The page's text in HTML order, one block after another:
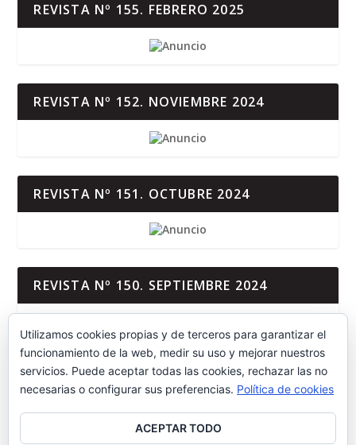
REVISTA Nº 155. FEBRERO 2025
REVISTA Nº 152. NOVIEMBRE 2024
REVISTA Nº 151. OCTUBRE 2024
REVISTA Nº 150. SEPTIEMBRE 2024
REVISTA Nº 149. JUNIO-AGOSTO 2024
Utilizamos cookies propias y de terceros para garantizar el
funcionamiento de la web, medir su uso y mejorar nuestros
servicios. Puede aceptar todas las cookies, rechazar las no
necesarias o configurar sus preferencias. Política de cookies
ACEPTAR TODO